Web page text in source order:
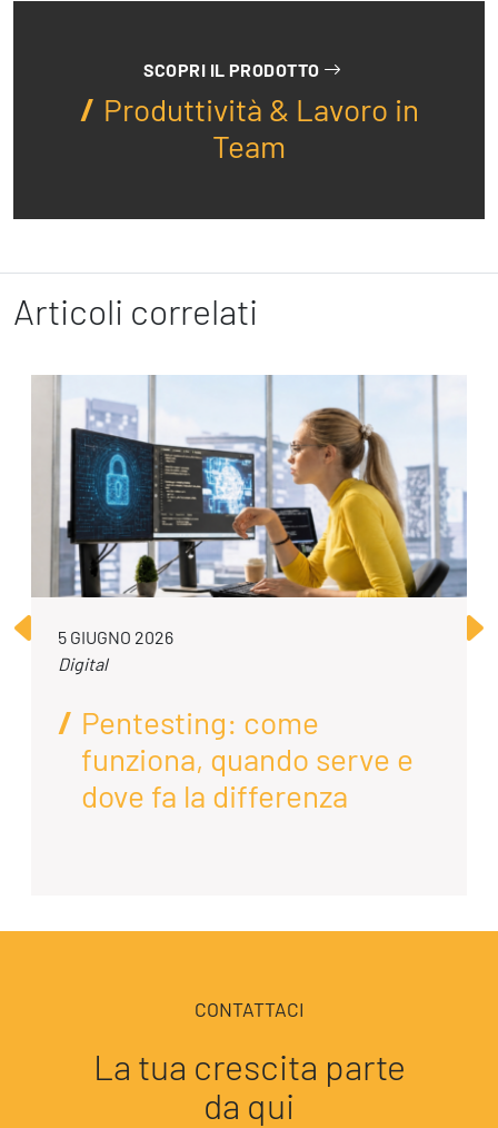
SCOPRI IL PRODOTTO
Produttività & Lavoro in
Team
Articoli correlati
5 GIUGNO 2026
Digital
Pentesting: come
funziona, quando serve e
dove fa la differenza
CONTATTACI
La tua crescita parte
da qui